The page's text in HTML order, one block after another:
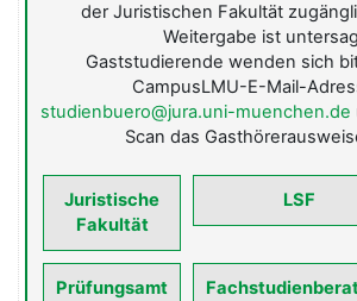
der Juristischen Fakultät
Weitergabe ist
Gaststudierende wenden sich
CampusLMU-E-Mail-
studienbuero@jura.uni-muenchen.de
Scan das
Juristische
Fakultät
LSF
Prüfungsamt